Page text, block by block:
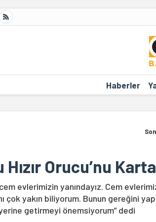
Haberler
Orucu’nu
evlerimizin yanındayız. Cem
çok yakın biliyorum. Bunun gereğini
getirmeyi önemsiyorum” dedi